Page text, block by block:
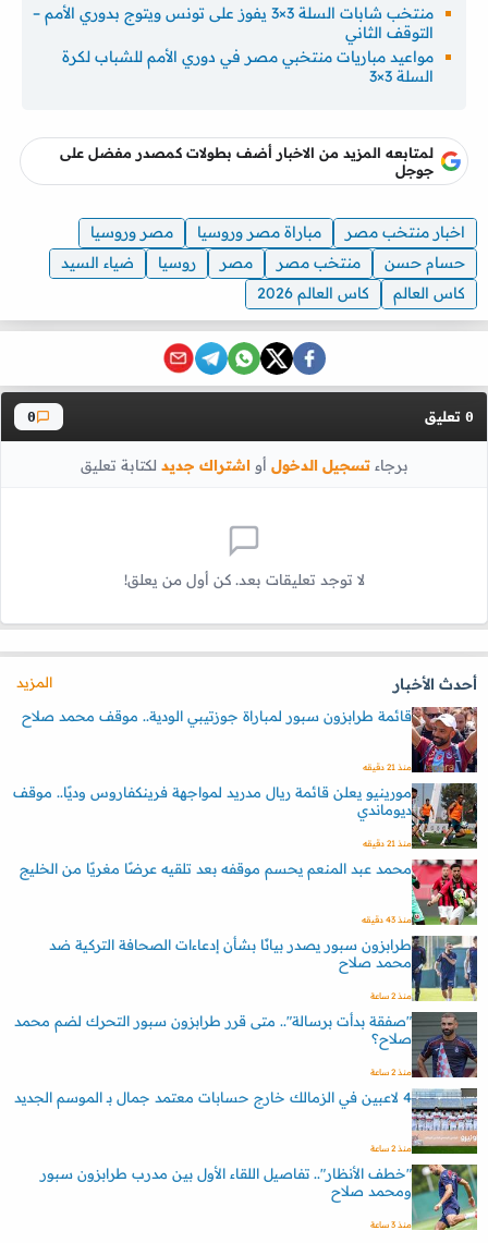
منتخب شابات السلة 3×3 يفوز على تونس ويتوج بدوري الأمم –
التوقف الثاني
مواعيد مباريات منتخبي مصر في دوري الأمم للشباب لكرة
السلة 3×3
لمتابعه المزيد من الاخبار أضف بطولات كمصدر مفضل على
جوجل
اخبار منتخب مصر مباراة مصر وروسيا
مصر وروسيا
حسام حسن
منتخب مصر مصر روسيا
ضياء السيد
كاس العالم
كاس العالم 2026
0 تعليق 0
برجاءتسجيل الدخول أواشتراك جديد لكتابة تعليق
لا توجد تعليقات بعد. كن أول من يعلق!
أحدث الأخبار
المزيد
قائمة طرابزون سبور لمباراة جوزتيبي الودية.. موقف محمد صلاح
منذ 21 دقيقه
مورينيو يعلن قائمة ريال مدريد لمواجهة فرينكفاروس وديًا.. موقف
ديوماندي
منذ 21 دقيقه
محمد عبد المنعم يحسم موقفه بعد تلقيه عرضًا مغريًا من الخليج
منذ 43 دقيقه
طرابزون سبور يصدر بيانًا بشأن إدعاءات الصحافة التركية ضد
محمد صلاح
منذ 2 ساعة
"صفقة بدأت برسالة".. متى قرر طرابزون سبور التحرك لضم محمد
صلاح؟
منذ 2 ساعة
4 لاعبين في الزمالك خارج حسابات معتمد جمال بـ الموسم الجديد
منذ 2 ساعة
"خطف الأنظار".. تفاصيل اللقاء الأول بين مدرب طرابزون سبور
ومحمد صلاح
منذ 3 ساعة